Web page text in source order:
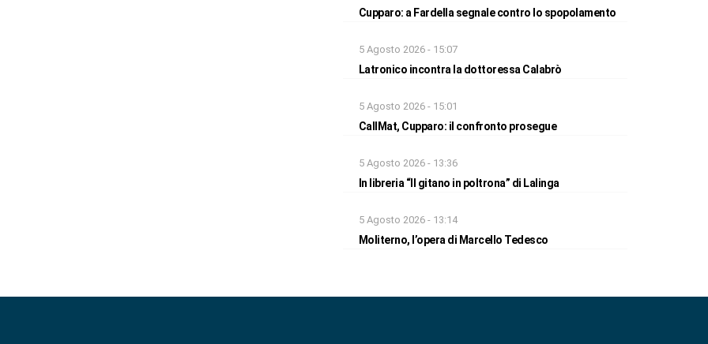
Cupparo: a Fardella segnale contro lo spopolamento
5 Agosto 2026 - 15:07
Latronico incontra la dottoressa Calabrò
5 Agosto 2026 - 15:01
CallMat, Cupparo: il confronto prosegue
5 Agosto 2026 - 13:36
In libreria “Il gitano in poltrona” di Lalinga
5 Agosto 2026 - 13:14
Moliterno, l’opera di Marcello Tedesco